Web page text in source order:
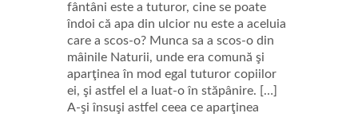
fântâni este a tuturor, cine se poate
îndoi că apa din ulcior nu este a aceluia
care a scos-o? Munca sa a scos-o din
mâinile Naturii, unde era comună şi
aparţinea în mod egal tuturor copiilor
ei, şi astfel el a luat-o în stăpânire. […]
A-şi însuşi astfel ceea ce aparţinea